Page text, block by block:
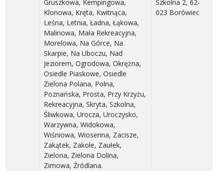
Gruszkowa, Kempingowa,
Klonowa, Kręta, Kwitnąca,
Leśna, Letnia, Ładna, Łąkowa,
Malinowa, Mała Rekreacyjna,
Morelowa, Na Górce, Na
Skarpie, Na Uboczu, Nad
Jeziorem, Ogrodowa, Okrężna,
Osiedle Piaskowe, Osiedle
Zielona Polana, Polna,
Poznańska, Prosta, Przy Krzyżu,
Rekreacyjna, Skryta, Szkolna,
Śliwkowa, Urocza, Uroczysko,
Warzywna, Widokowa,
Wiśniowa, Wiosenna, Zacisze,
Zakątek, Zakole, Zaułek,
Zielona, Zielona Dolina,
Zimowa, Źródlana.
Szkolna 2, 62-
023 Borówiec